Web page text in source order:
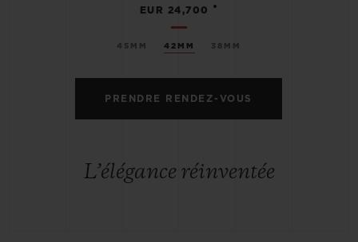
45MM 42MM 38MM
EUR 24,700 •
PRENDRE RENDEZ-VOUS
L’élégance réinventée